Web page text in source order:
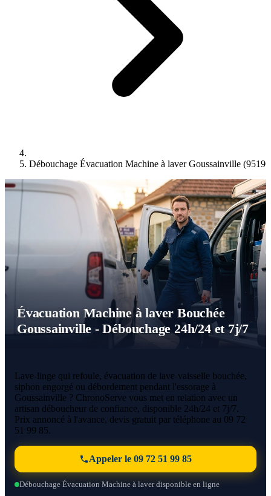
Débouchage Évacuation Machine à laver Goussainville
Évacuation Machine à laver Bouchée
Goussainville - Débouchage 24h/24 et 7j/7
Lave-linge qui refoule, évacuation de lave-vaisselle bouchée,
siphon engorgé ou débordement pendant l'essorage à
Goussainville ? ChronoServe vous met en relation avec un
artisan déboucheur de confiance, disponible 24h/24 et 7j/7.
Prix annoncé à l'avance, devis gratuit par téléphone au 09 72
51 99 85.
Appeler le 09 72 51 99 85
Débouchage Évacuation Machine à laver disponible en ligne